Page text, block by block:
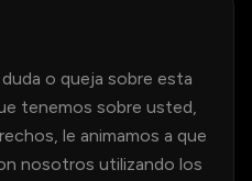
o queja sobre esta
tenemos sobre usted,
le animamos a que
nosotros utilizando los